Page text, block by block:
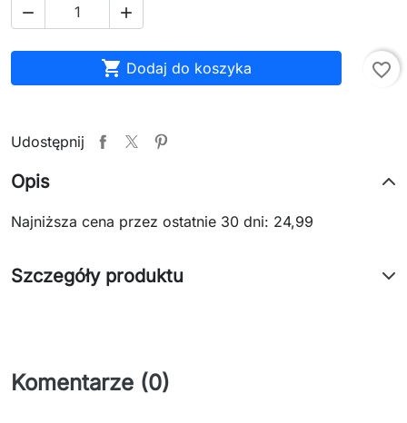
 
 Dodaj do koszyka favorite_border
Udostępnij
Opis
Najniższa cena przez ostatnie 30 dni: 24,99
Szczegóły produktu
Komentarze (0)